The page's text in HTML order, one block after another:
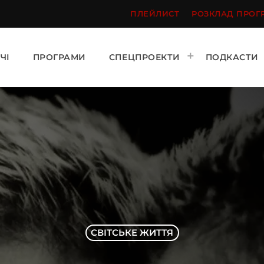
ПЛЕЙЛИСТ РОЗКЛАД
ПРОГРАМИ СПЕЦПРОЕКТИ ПОДКАСТИ
СВІТСЬКЕ ЖИТТЯ